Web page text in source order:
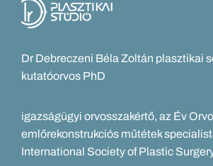
Dr Debreczeni Béla Zoltán plasztikai
kutatóorvos PhD
igazságügyi orvosszakértő, az Év
emlőrekonstrukciós műtétek
International Society of Plastic